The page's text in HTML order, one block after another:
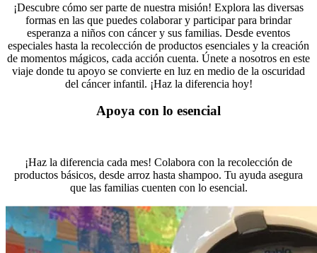
¡Descubre cómo ser parte de nuestra misión! Explora las diversas
formas en las que puedes colaborar y participar para brindar
esperanza a niños con cáncer y sus familias. Desde eventos
especiales hasta la recolección de productos esenciales y la creación
de momentos mágicos, cada acción cuenta. Únete a nosotros en este
viaje donde tu apoyo se convierte en luz en medio de la oscuridad
del cáncer infantil. ¡Haz la diferencia hoy!
Apoya con lo esencial
¡Haz la diferencia cada mes! Colabora con la recolección de
productos básicos, desde arroz hasta shampoo. Tu ayuda asegura
que las familias cuenten con lo esencial.